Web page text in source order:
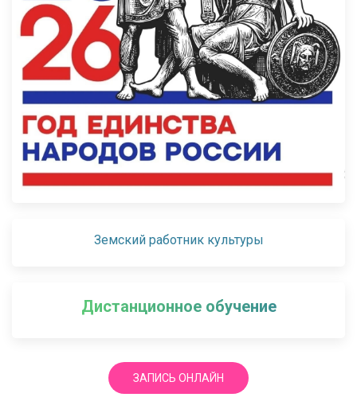
Земский работник культуры
Дистанционное обучение
ЗАПИСЬ ОНЛАЙН